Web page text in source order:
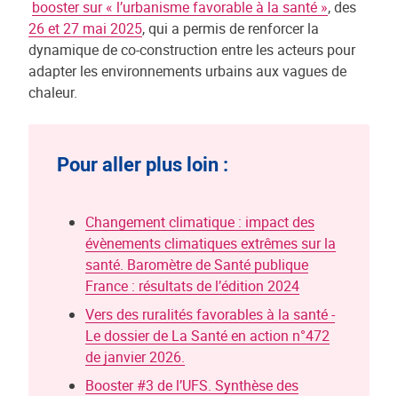
booster sur« l’urbanisme favorable à la santé », des
26 et 27 mai 2025, qui a permis de renforcer la
dynamique de co-construction entre les acteurs pour
adapter les environnements urbains aux vagues de
chaleur.
Pour aller plus loin :
Changement climatique : impact des
évènements climatiques extrêmes sur la
santé. Baromètre de Santé publique
France : résultats de l’édition 2024
Vers des ruralités favorables à la santé -
Le dossier de La Santé en action n°472
de janvier 2026.
Booster #3 de l’UFS. Synthèse des